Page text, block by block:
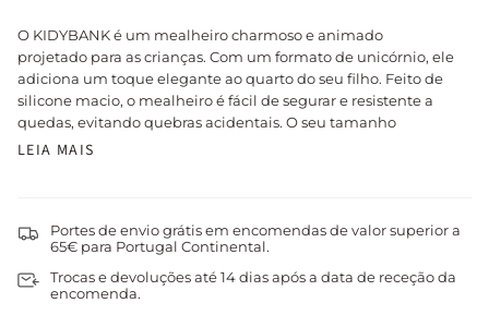
O KIDYBANK é um mealheiro charmoso e animado
projetado para as crianças. Com um formato de unicórnio, ele
adiciona um toque elegante ao quarto do seu filho. Feito de
silicone macio, o mealheiro é fácil de segurar e resistente a
quedas, evitando quebras acidentais. O seu tamanho
LEIA MAIS
Portes de envio grátis em encomendas de valor superior a
65€ para Portugal Continental.
Trocas e devoluções até 14 dias após a data de receção da
encomenda.